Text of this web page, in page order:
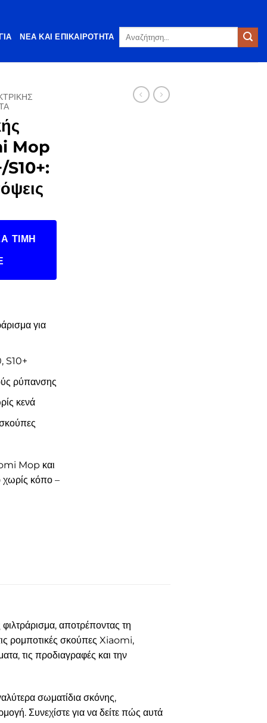
ΝΈΑ ΚΑΙ ΕΠΙΚΑΙΡΌΤΗΤΑ
Αναζήτηση
Mop
S10+:
ΤΙΜΉ
για
S10+
ρύπανσης
κενά
Mop και
χωρίς κόπο –
αποτρέποντας τη
ρομποτικές σκούπες Xiaomi,
τις προδιαγραφές και την
σωματίδια σκόνης,
Συνεχίστε για να δείτε πώς αυτά